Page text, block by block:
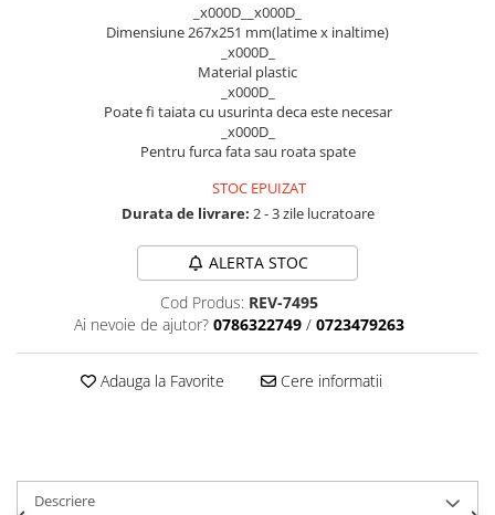
Suport telefon bicicleta
Anvelopa bicicleta
Camera bicicleta
Pinioane
Mansoane si ghidolina
_x000D__x000D_
Dimensiune 267x251 mm(latime x inaltime)
_x000D_
Material plastic
_x000D_
Poate fi taiata cu usurinta deca este necesar
_x000D_
Pentru furca fata sau roata spate
STOC EPUIZAT
Durata de livrare: 2 - 3 zile lucratoare
ALERTA STOC
Cod Produs: REV-7495
Ai nevoie de ajutor? 0786322749 / 0723479263
Adauga la Favorite Cere informatii
Descriere